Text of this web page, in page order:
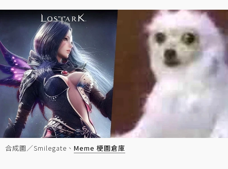
合成圖／Smilegate、 Meme 梗圖倉庫